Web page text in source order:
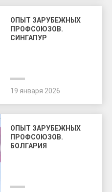
ОПЫТ ЗАРУБЕЖНЫХ
ПРОФСОЮЗОВ.
СИНГАПУР
19 января 2026
ОПЫТ ЗАРУБЕЖНЫХ
ПРОФСОЮЗОВ.
БОЛГАРИЯ